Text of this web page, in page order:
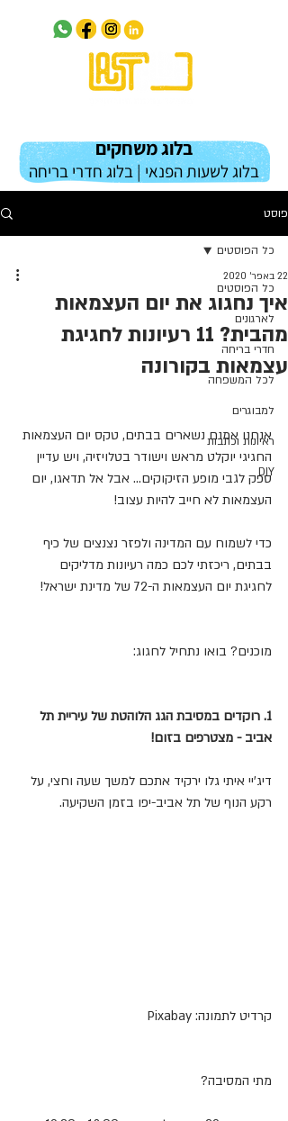
בלוג משחקים
בלוג לשעות הפנאי | בלוג חדרי בריחה
פוסט
כל הפוסטים
לארגונים
חדרי בריחה
לכל המשפחה
למבוגרים
ראיונות וכתבות
DIY
כל הפוסטים
איך נחגוג את יום העצמאות
מהבית? 11 רעיונות לחגיגת
עצמאות בקורונה
22 באפר׳ 2020
אנחנו אמנם נשארים בבתים, טקס יום העצמאות
החגיגי יוקלט מראש וישודר בטלויזיה, ויש עדיין
ספק לגבי מופע הזיקוקים... אבל אל תדאגו, יום
העצמאות לא חייב להיות עצוב!
כדי לשמוח עם המדינה ולפזר נצנצים של כיף
בבתים, ריכזתי לכם כמה רעיונות מדליקים
לחגיגת יום העצמאות ה-72 של מדינת ישראל!
מוכנים? בואו נתחיל לחגוג:
1. רוקדים במסיבת הגג הלוהטת של עיריית תל
אביב - מצטרפים בזום!
דיג'יי איתי גלו ירקיד אתכם למשך שעה וחצי, על
רקע הנוף של תל אביב-יפו בזמן השקיעה.
קרדיט לתמונה: Pixabay
מתי המסיבה?